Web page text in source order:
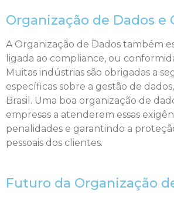
Organização de Dados e
A Organização de Dados também
ligada ao compliance, ou
Muitas indústrias são obrigadas a
específicas sobre a gestão de
Brasil. Uma boa organização de
empresas a atenderem essas
penalidades e garantindo a
pessoais dos clientes.
Futuro da Organização